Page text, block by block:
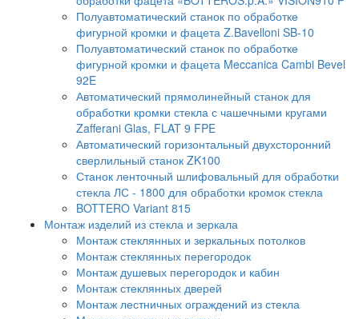
Полуавтоматический станок по обработке
фигурной кромки и фацета Z.Bavelloni SB-10
Полуавтоматический станок по обработке
фигурной кромки и фацета Meccanica Cambi Bevel
92E
Автоматический прямолинейный станок для
обработки кромки стекла с чашечными кругами
Zafferani Glas, FLAT 9 FPE
Автоматический горизонтальный двухсторонний
сверлильный станок ZK100
Станок ленточный шлифовальный для обработки
стекла ЛС - 1800 для обработки кромок стекла
BOTTERO Variant 815
Монтаж изделий из стекла и зеркала
Монтаж стеклянных и зеркальных потолков
Монтаж стеклянных перегородок
Монтаж душевых перегородок и кабин
Монтаж стеклянных дверей
Монтаж лестничных ограждений из стекла